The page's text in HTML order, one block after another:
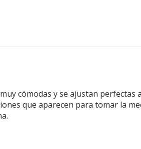
cómodas y se ajustan perfectas
que aparecen para tomar la